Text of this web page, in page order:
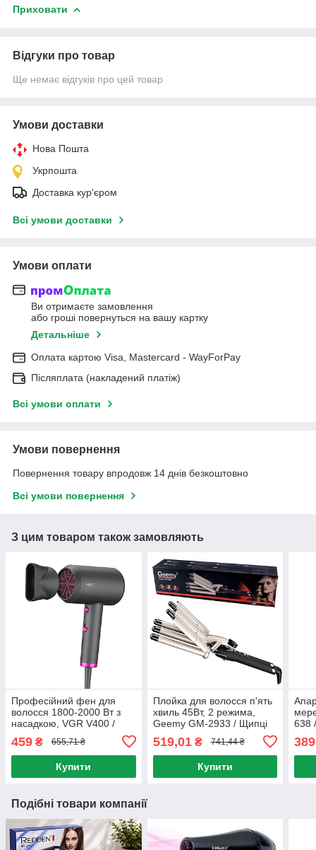
Приховати
Відгуки про товар
Ще немає відгуків про цей товар
Умови доставки
Нова Пошта
Укрпошта
Доставка кур'єром
Всі умови доставки
Умови оплати
Ви отримаєте замовлення
або гроші повернуться на вашу картку
Детальніше
Оплата картою Visa, Mastercard - WayForPay
Післяплата (накладений платіж)
Всі умови оплати
Умови повернення
Повернення товару впродовж 14 днів безкоштовно
Всі умови повернення
З цим товаром також замовляють
Професійний фен для
волосся 1800-2000 Вт з
насадкою, VGR V400 /
укладання волосся
459 ₴ 655,71 ₴
Купити
Плойка для волосся п'ять
хвиль 45Вт, 2 режима,
Geemy GM-2933 / Щипці
регулюванням
температури
519,01₴ 741,44 ₴
Купити
638
389
Подібні товари компанії